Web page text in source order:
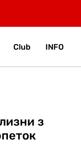
Club INFO
з